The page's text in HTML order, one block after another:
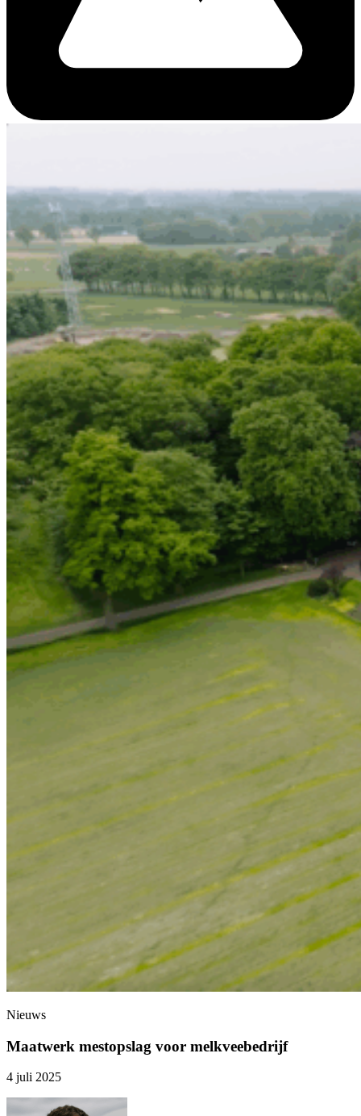
Nieuws
Maatwerk mestopslag voor melkveebedrijf
4 juli 2025